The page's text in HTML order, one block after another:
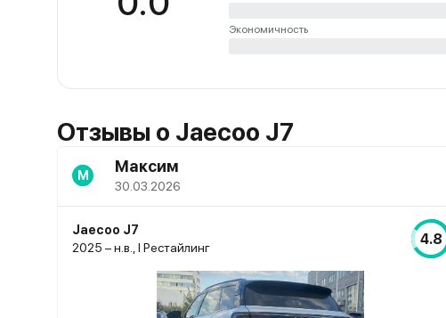
Экономичность
Отзывы о Jaecoo J7
М Максим
30.03.2026
Jaecoo J7
2025 – н.в., I Рестайлинг
4.8